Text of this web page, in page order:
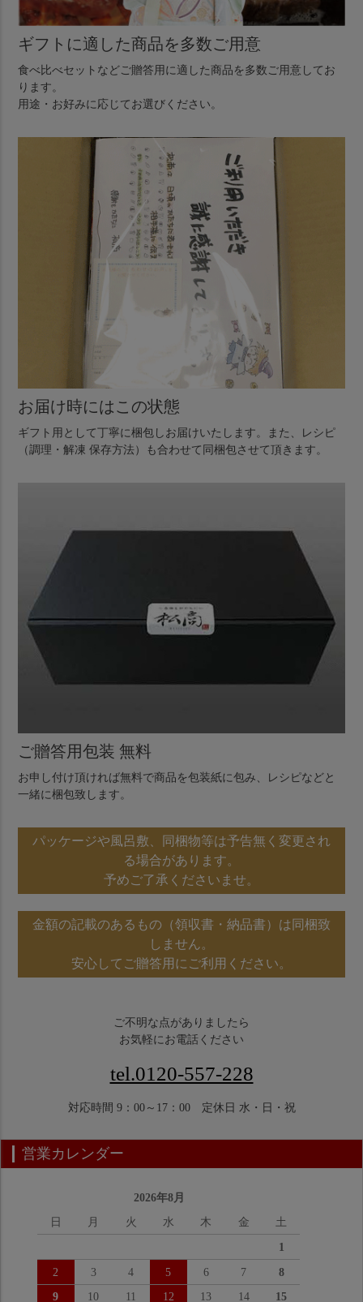
ギフトに適した商品を多数ご用意
食べ比べセットなどご贈答用に適した商品を多数ご用意してお
ります。
用途・お好みに応じてお選びください。
お届け時にはこの状態
ギフト用として丁寧に梱包しお届けいたします。また、レシピ
（調理・解凍 保存方法）も合わせて同梱包させて頂きます。
ご贈答用包装 無料
お申し付け頂ければ無料で商品を包装紙に包み、レシピなどと
一緒に梱包致します。
パッケージや風呂敷、同梱物等は予告無く変更され
る場合があります。
予めご了承くださいませ。
金額の記載のあるもの（領収書・納品書）は同梱致
しません。
安心してご贈答用にご利用ください。
ご不明な点がありましたら
お気軽にお電話ください
tel.0120-557-228
対応時間 9：00～17：00 定休日 水・日・祝
営業カレンダー
2026年8月
日 月 火 水 木 金 土
1
2 3 4 5 6 7 8
9 10 11 12 13 14 15